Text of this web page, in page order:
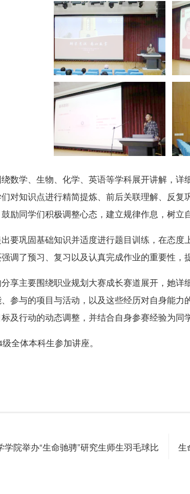
数学、生物、化学、英语等学科展开讲解 ，详
们对知识点进行精简提炼、前后关联理解、反
鼓励同学们积极调整心态，建立规律作息，树立
要巩固基础知识并适度进行题目训练，在态度
调了预习、复习以及认真完成作业的重要性，
分享主要围绕职业规划大赛成长赛道展开，她详
参与的项目与活动，以及这些经历对自身能力
标及行动的动态调整，并结合自身参赛经验为同
级全体本科生参加讲座。
学院举办“生命驰骋”研究生师生羽毛球比
生